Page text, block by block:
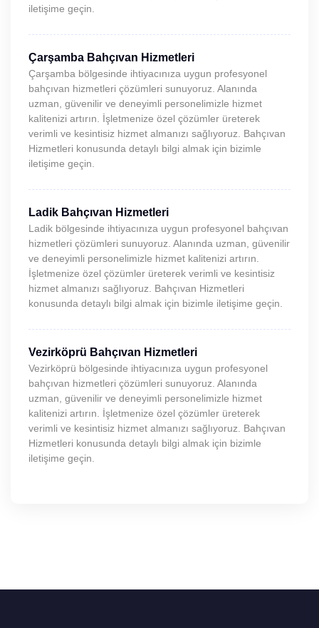
iletişime geçin.
Çarşamba Bahçıvan Hizmetleri
Çarşamba bölgesinde ihtiyacınıza uygun profesyonel
bahçıvan hizmetleri çözümleri sunuyoruz. Alanında
uzman, güvenilir ve deneyimli personelimizle hizmet
kalitenizi artırın. İşletmenize özel çözümler üreterek
verimli ve kesintisiz hizmet almanızı sağlıyoruz. Bahçıvan
Hizmetleri konusunda detaylı bilgi almak için bizimle
iletişime geçin.
Ladik Bahçıvan Hizmetleri
Ladik bölgesinde ihtiyacınıza uygun profesyonel bahçıvan
hizmetleri çözümleri sunuyoruz. Alanında uzman, güvenilir
ve deneyimli personelimizle hizmet kalitenizi artırın.
İşletmenize özel çözümler üreterek verimli ve kesintisiz
hizmet almanızı sağlıyoruz. Bahçıvan Hizmetleri
konusunda detaylı bilgi almak için bizimle iletişime geçin.
Vezirköprü Bahçıvan Hizmetleri
Vezirköprü bölgesinde ihtiyacınıza uygun profesyonel
bahçıvan hizmetleri çözümleri sunuyoruz. Alanında
uzman, güvenilir ve deneyimli personelimizle hizmet
kalitenizi artırın. İşletmenize özel çözümler üreterek
verimli ve kesintisiz hizmet almanızı sağlıyoruz. Bahçıvan
Hizmetleri konusunda detaylı bilgi almak için bizimle
iletişime geçin.